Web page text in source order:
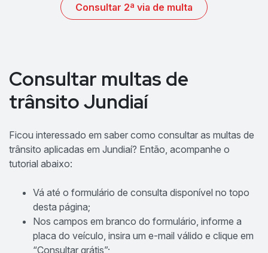
Consultar 2ª via de multa
Consultar multas de
trânsito Jundiaí
Ficou interessado em saber como consultar as multas de
trânsito aplicadas em Jundiaí? Então, acompanhe o
tutorial abaixo:
Vá até o formulário de consulta disponível no topo
desta página;
Nos campos em branco do formulário, informe a
placa do veículo, insira um e-mail válido e clique em
“Consultar grátis”;